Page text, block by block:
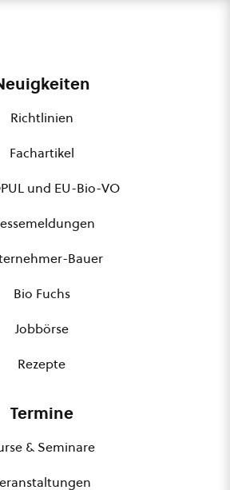
Richtlinien
Fachartikel
und EU-Bio-VO
Bauer
Bio Fuchs
Jobbörse
Rezepte
Termine
& Seminare